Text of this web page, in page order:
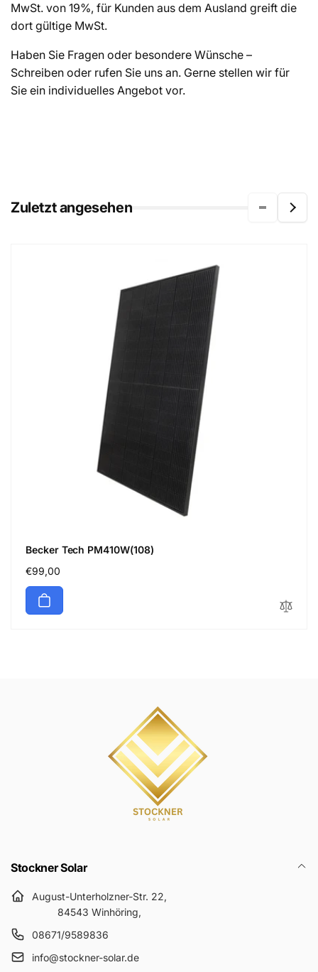
MwSt. von 19%, für Kunden aus dem Ausland greift die
dort gültige MwSt.
Haben Sie Fragen oder besondere Wünsche –
Schreiben oder rufen Sie uns an. Gerne stellen wir für
Sie ein individuelles Angebot vor.
Zuletzt angesehen
Becker Tech PM410W(108)
Normaler
Preis
€99,00
Stockner Solar
August-Unterholzner-Str. 22,
84543 Winhöring,
08671/9589836
info@stockner-solar.de